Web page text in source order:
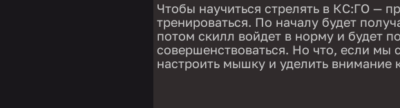
Чтобы научиться стрелять в КС:ГО —
тренироваться. По началу будет
потом скилл войдет в норму и будет
совершенствоваться. Но что, если мы
настроить мышку и уделить внимание